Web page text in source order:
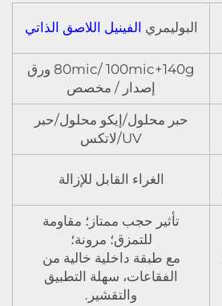
البوليمري الفينيل اللاصق الذاتي
80mic/ 100mic+140g ورق
إصدار / مخصص
حبر محلول/إيكو محلول/حبر
UV/لاتكس
الغراء القابل للإزالة
تأثير حجب ممتاز؛ مقاومة
للتمزق؛ مرونة؛
مع طبقة داخلية خالية من
الفقاعات، سهلة التطبيق
والتقشير.